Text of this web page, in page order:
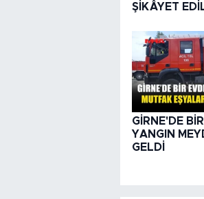
ŞİKÂYET
GİRNE'DE
YANGIN
GELDİ